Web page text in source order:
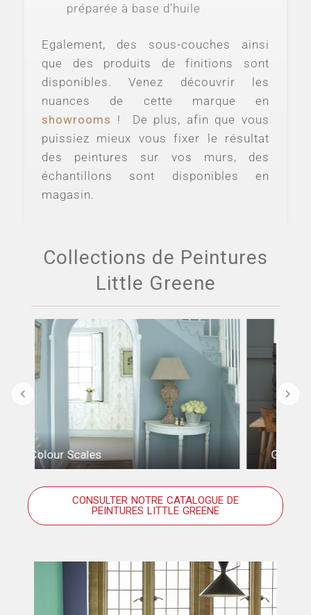
préparée à base d’huile
Egalement, des sous-couches ainsi
que des produits de finitions sont
disponibles. Venez découvrir les
nuances de cette marque en
showrooms ! De plus, afin que vous
puissiez mieux vous fixer le résultat
des peintures sur vos murs, des
échantillons sont disponibles en
magasin.
Collections de Peintures
Little Greene
Grey
CONSULTER NOTRE CATALOGUE DE
PEINTURES LITTLE GREENE